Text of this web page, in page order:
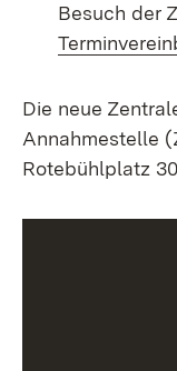
Besuch der
Die neue
Annahmestelle
Rotebühlplatz